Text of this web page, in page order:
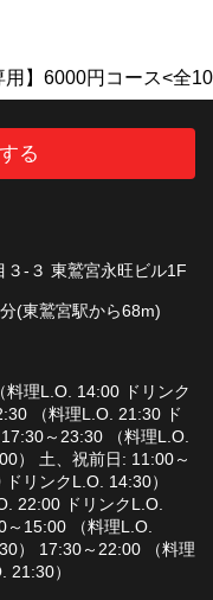
用】6000円コース<全
る
３-３ 東鷲宮永旺ビル1F
(東鷲宮駅から68m)
理L.O. 14:00 ドリンク
（料理L.O. 21:30 ド
～23:30 （料理L.O.
） 土、祝前日: 11:00～
リンクL.O. 14:30）
22:00 ドリンクL.O.
15:00 （料理L.O.
） 17:30～22:00 （料理
21:30）